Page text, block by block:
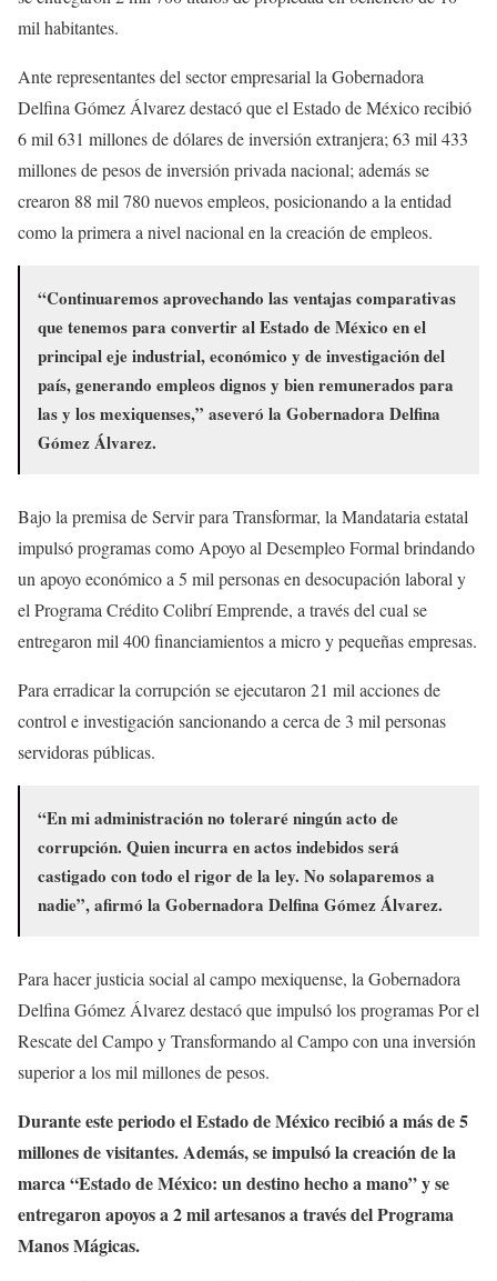
mil habitantes.
Ante representantes del sector empresarial la Gobernadora
Delfina Gómez Álvarez destacó que el Estado de México recibió
6 mil 631 millones de dólares de inversión extranjera; 63 mil 433
millones de pesos de inversión privada nacional; además se
crearon 88 mil 780 nuevos empleos, posicionando a la entidad
como la primera a nivel nacional en la creación de empleos.
“Continuaremos aprovechando las ventajas comparativas
que tenemos para convertir al Estado de México en el
principal eje industrial, económico y de investigación del
país, generando empleos dignos y bien remunerados para
las y los mexiquenses,” aseveró la Gobernadora Delfina
Gómez Álvarez.
Bajo la premisa de Servir para Transformar, la Mandataria estatal
impulsó programas como Apoyo al Desempleo Formal brindando
un apoyo económico a 5 mil personas en desocupación laboral y
el Programa Crédito Colibrí Emprende, a través del cual se
entregaron mil 400 financiamientos a micro y pequeñas empresas.
Para erradicar la corrupción se ejecutaron 21 mil acciones de
control e investigación sancionando a cerca de 3 mil personas
servidoras públicas.
“En mi administración no toleraré ningún acto de
corrupción. Quien incurra en actos indebidos será
castigado con todo el rigor de la ley. No solaparemos a
nadie”, afirmó la Gobernadora Delfina Gómez Álvarez.
Para hacer justicia social al campo mexiquense, la Gobernadora
Delfina Gómez Álvarez destacó que impulsó los programas Por el
Rescate del Campo y Transformando al Campo con una inversión
superior a los mil millones de pesos.
Durante este periodo el Estado de México recibió a más de 5
millones de visitantes. Además, se impulsó la creación de la
marca “Estado de México: un destino hecho a mano” y se
entregaron apoyos a 2 mil artesanos a través del Programa
Manos Mágicas.